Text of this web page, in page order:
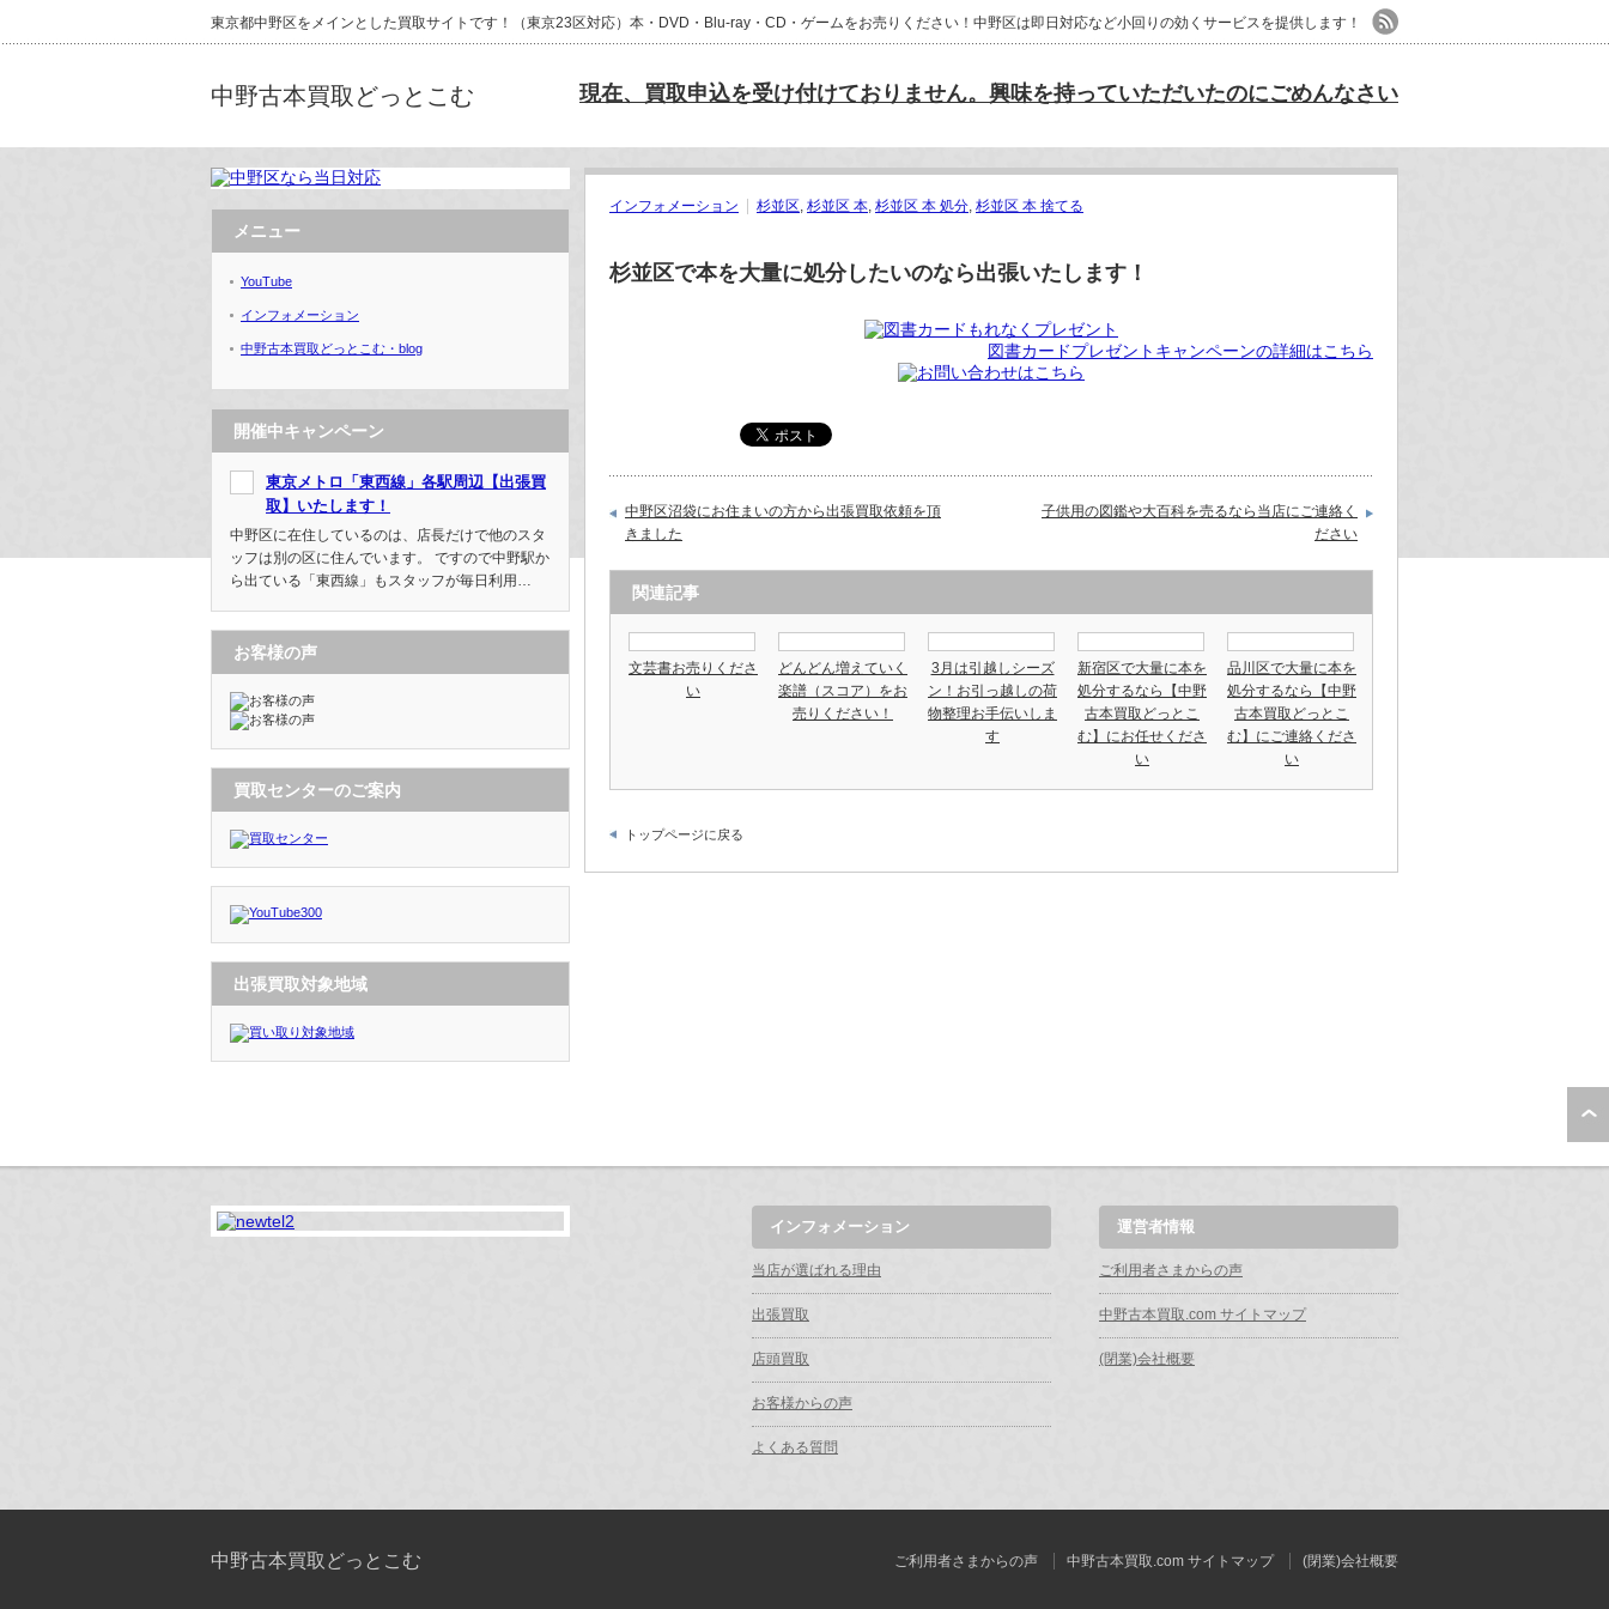
東京都中野区をメインとした買取サイトです！（東京23区対応）本・DVD・Blu-ray・CD・ゲームをお売りください！中野区は即日対応など小回りの効くサービスを提供します！
中野古本買取どっとこむ 現在、買取申込を受け付けておりません。興味を持っていただいたのにごめんなさい
インフォメーション 杉並区, 杉並区 本, 杉並区 本 処分, 杉並区 本 捨てる
杉並区で本を大量に処分したいのなら出張いたします！
図書カードプレゼントキャンペーンの詳細はこちら
中野区沼袋にお住まいの方から出張買取依頼を頂
きました
子供用の図鑑や大百科を売るなら当店にご連絡く
ださい
関連記事
文芸書お売りくださ
い
どんどん増えていく
楽譜（スコア）をお
売りください！
3月は引越しシーズ
ン！お引っ越しの荷
物整理お手伝いしま
す
新宿区で大量に本を
処分するなら【中野
古本買取どっとこ
む】にお任せくださ
い
品川区で大量に本を
処分するなら【中野
古本買取どっとこ
む】にご連絡くださ
い
トップページに戻る
メニュー
YouTube
インフォメーション
中野古本買取どっとこむ・blog
開催中キャンペーン
東京メトロ「東西線」各駅周辺【出張買
取】いたします！
中野区に在住しているのは、店長だけで他のスタ
ッフは別の区に住んでいます。 ですので中野駅か
ら出ている「東西線」もスタッフが毎日利用…
お客様の声
買取センターのご案内
出張買取対象地域
インフォメーション
当店が選ばれる理由
出張買取
店頭買取
お客様からの声
よくある質問
運営者情報
ご利用者さまからの声
中野古本買取.com サイトマップ
(閉業)会社概要
中野古本買取どっとこむ ご利用者さまからの声 中野古本買取.com サイトマップ (閉業)会社概要